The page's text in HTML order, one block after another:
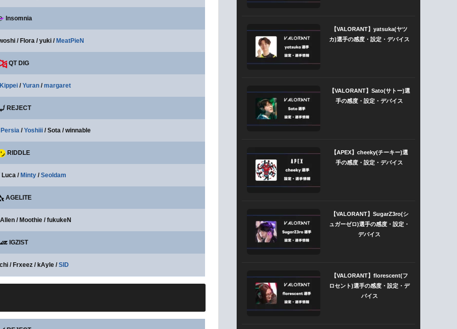
Insomnia
/ Flora / yuki /MeatPieN
QT DIG
Kippei /Yuran /margaret
REJECT
Persia/Yoshiii/ Sota / winnable
RIDDLE
/Minty /Seoldam
AGELITE
/ Moothie / fukukeN
IGZIST
/ Frxeez / kAyle /SID
【VALORANT】yatsuka(ヤツ
カ)選手の感度・設定・デバイス
【VALORANT】Sato(サトー)選
手の感度・設定・デバイス
【APEX】cheeky(チーキー)選
手の感度・設定・デバイス
【VALORANT】SugarZ3ro(シ
ュガーゼロ)選手の感度・設定・
デバイス
【VALORANT】florescent(フ
ロセント)選手の感度・設定・デ
バイス